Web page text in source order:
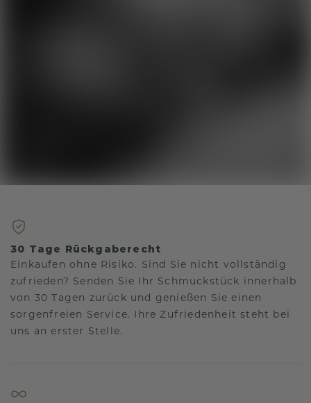
30 Tage Rückgaberecht
Einkaufen ohne Risiko. Sind Sie nicht vollständig
zufrieden? Senden Sie Ihr Schmuckstück innerhalb
von 30 Tagen zurück und genießen Sie einen
sorgenfreien Service. Ihre Zufriedenheit steht bei
uns an erster Stelle.